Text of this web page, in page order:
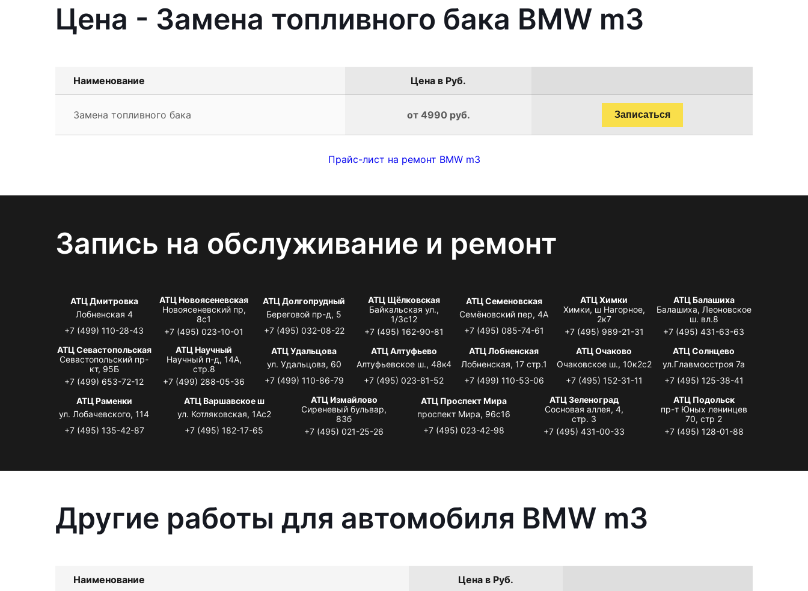
Цена - Замена топливного бака BMW m3
Наименование Цена в Руб.
Замена топливного бака от 4990 руб. Записаться
Прайс-лист на ремонт BMW m3
Запись на обслуживание и ремонт
АТЦ Дмитровка
Лобненская 4
+7 (499) 110-28-43
АТЦ Новоясеневская
Новоясеневский пр,
8с1
+7 (495) 023-10-01
АТЦ Долгопрудный
Береговой пр-д, 5
+7 (495) 032-08-22
АТЦ Щёлковская
Байкальская ул.,
1/3с12
+7 (495) 162-90-81
АТЦ Семеновская
Семёновский пер, 4А
+7 (495) 085-74-61
АТЦ Химки
Химки, ш Нагорное,
2к7
+7 (495) 989-21-31
АТЦ Балашиха
Балашиха, Леоновское
ш. вл.8
+7 (495) 431-63-63
АТЦ Севастопольская
Севастопольский пр-
кт, 95Б
+7 (499) 653-72-12
АТЦ Научный
Научный п-д, 14А,
стр.8
+7 (499) 288-05-36
АТЦ Удальцова
ул. Удальцова, 60
+7 (499) 110-86-79
АТЦ Алтуфьево
Алтуфьевское ш., 48к4
+7 (495) 023-81-52
АТЦ Лобненская
Лобненская, 17 стр.1
+7 (499) 110-53-06
АТЦ Очаково
Очаковское ш., 10к2с2
+7 (495) 152-31-11
АТЦ Солнцево
ул.Главмосстроя 7а
+7 (495) 125-38-41
АТЦ Раменки
ул. Лобачевского, 114
+7 (495) 135-42-87
АТЦ Варшавское ш
ул. Котляковская, 1Ас2
+7 (495) 182-17-65
АТЦ Измайлово
Сиреневый бульвар,
83б
+7 (495) 021-25-26
АТЦ Проспект Мира
проспект Мира, 96с16
+7 (495) 023-42-98
АТЦ Зеленоград
Сосновая аллея, 4,
стр. 3
+7 (495) 431-00-33
АТЦ Подольск
пр-т Юных ленинцев
70, стр 2
+7 (495) 128-01-88
Другие работы для автомобиля BMW m3
Наименование Цена в Руб.